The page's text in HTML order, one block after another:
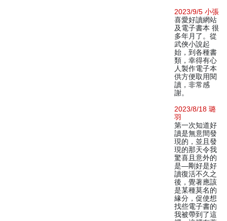
2023/9/5 小張
喜愛好讀網站
及電子書本 很
多年月了。從
武俠小說起
始，到各種書
類，幸得有心
人製作電子本
供方便取用閱
讀，非常感
謝。
2023/8/18 璐
羽
第一次知道好
讀是無意間發
現的，並且發
現的那天令我
驚喜且意外的
是—剛好是好
讀復活不久之
後，覺著應該
是某種莫名的
緣分，促使想
找些電子書的
我被帶到了這